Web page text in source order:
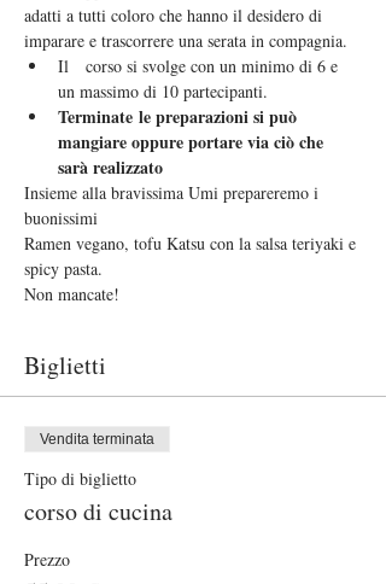
adatti a tutti coloro che hanno il desidero di
imparare e trascorrere una serata in compagnia.
Il   corso si svolge con un minimo di 6 e
un massimo di 10 partecipanti.
Terminate le preparazioni si può
mangiare oppure portare via ciò che
sarà realizzato
Insieme alla bravissima Umi prepareremo i
buonissimi
Ramen vegano, tofu Katsu con la salsa teriyaki e
spicy pasta.
Non mancate!
Biglietti
Vendita terminata
Tipo di biglietto
corso di cucina
Prezzo